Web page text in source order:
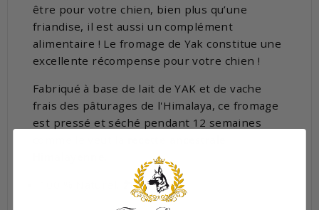
être pour votre chien, bien plus qu’une
friandise, il est aussi un complément
alimentaire ! Le fromage de Yak constitue une
excellente récompense pour votre chien !
Fabriqué à base de lait de YAK et de vache
frais des pâturages de l'Himalaya, ce fromage
est pressé et séché pendant 12 semaines
100 % Naturel. 🏞️